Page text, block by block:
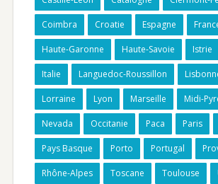
Coimbra Croatie Espagne
Haute-Garonne Haute-Savoie Istrie
Italie Languedoc-Roussillon
Lorraine Lyon Marseille Midi-
Nevada Occitanie Paca Paris
Pays Basque Porto Portugal
Rhône-Alpes Toscane Toulouse